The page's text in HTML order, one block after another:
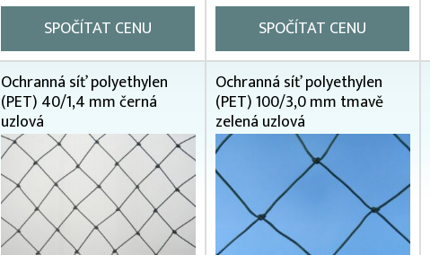
SPOČÍTAT CENU
SPOČÍTAT CENU
Ochranná síť polyethylen
(PET) 40/1,4 mm černá
uzlová
Ochranná síť polyethylen
(PET) 100/3,0 mm tmavě
zelená uzlová